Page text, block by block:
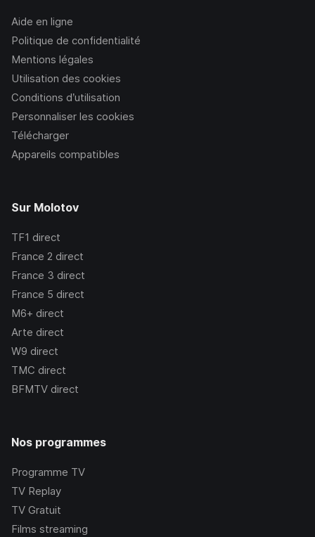
Aide en ligne
Politique de confidentialité
Mentions légales
Utilisation des cookies
Conditions d’utilisation
Personnaliser les cookies
Télécharger
Appareils compatibles
Sur Molotov
TF1 direct
France 2 direct
France 3 direct
France 5 direct
M6+ direct
Arte direct
W9 direct
TMC direct
BFMTV direct
Nos programmes
Programme TV
TV Replay
TV Gratuit
Films streaming